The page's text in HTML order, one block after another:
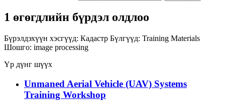
1 өгөгдлийн бүрдэл олдлоо
Бүрэлдэхүүн хэсгүүд: Кадастр Бүлгүүд: Training Materials
Шошго: image processing
Үр дүнг шүүх
Unmaned Aerial Vehicle (UAV) Systems
Training Workshop